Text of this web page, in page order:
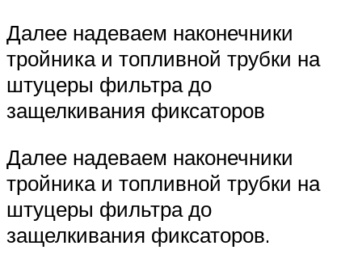
Далее надеваем наконечники
тройника и топливной трубки на
штуцеры фильтра до
защелкивания фиксаторов
Далее надеваем наконечники
тройника и топливной трубки на
штуцеры фильтра до
защелкивания фиксаторов.